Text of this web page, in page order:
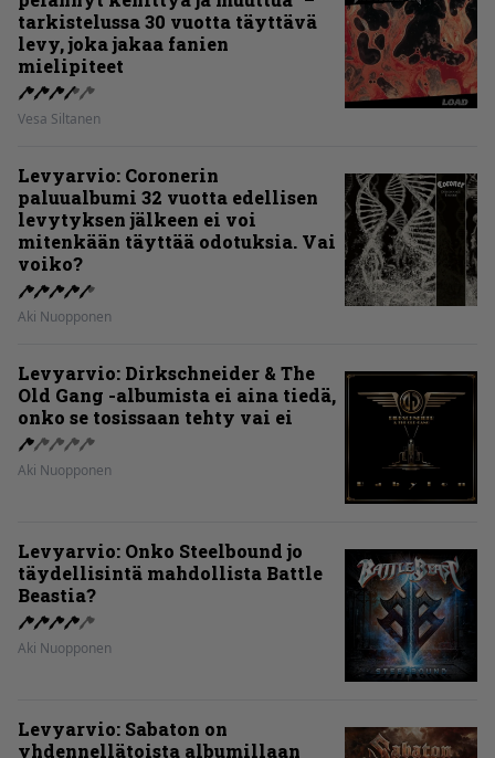
tarkistelussa 30 vuotta täyttävä
levy, joka jakaa fanien
mielipiteet
Vesa Siltanen
Levyarvio: Coronerin
paluualbumi 32 vuotta edellisen
levytyksen jälkeen ei voi
mitenkään täyttää odotuksia. Vai
voiko?
Aki Nuopponen
Levyarvio: Dirkschneider & The
Old Gang -albumista ei aina tiedä,
onko se tosissaan tehty vai ei
Aki Nuopponen
Levyarvio: Onko Steelbound jo
täydellisintä mahdollista Battle
Beastia?
Aki Nuopponen
Levyarvio: Sabaton on
yhdennellätoista albumillaan